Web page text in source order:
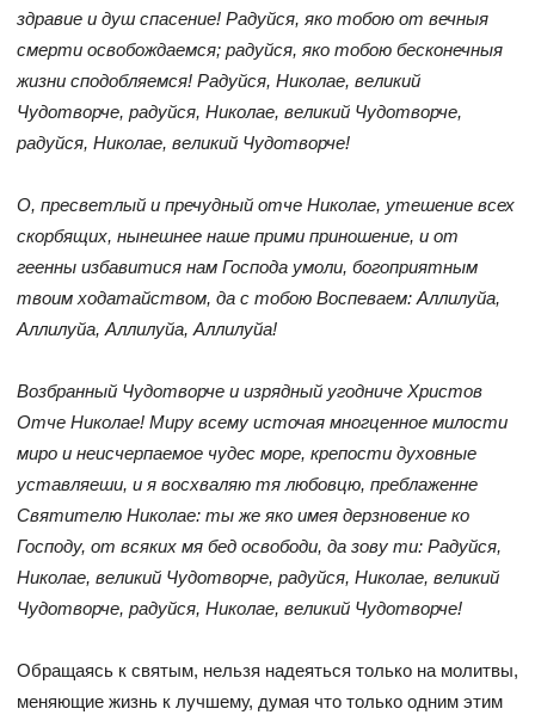
здравие и душ спасение! Радуйся, яко тобою от вечныя
смерти освобождаемся; радуйся, яко тобою бесконечныя
жизни сподобляемся! Радуйся, Николае, великий
Чудотворче, радуйся, Николае, великий Чудотворче,
радуйся, Николае, великий Чудотворче!
О, пресветлый и пречудный отче Николае, утешение всех
скорбящих, нынешнее наше прими приношение, и от
геенны избавитися нам Господа умоли, богоприятным
твоим ходатайством, да с тобою Воспеваем: Аллилуйа,
Аллилуйа, Аллилуйа, Аллилуйа!
Возбранный Чудотворче и изрядный угодниче Христов
Отче Николае! Миру всему источая многценное милости
миро и неисчерпаемое чудес море, крепости духовные
уставляеши, и я восхваляю тя любовцю, преблаженне
Святителю Николае: ты же яко имея дерзновение ко
Господу, от всяких мя бед освободи, да зову ти: Радуйся,
Николае, великий Чудотворче, радуйся, Николае, великий
Чудотворче, радуйся, Николае, великий Чудотворче!
Обращаясь к святым, нельзя надеяться только на молитвы,
меняющие жизнь к лучшему, думая что только одним этим